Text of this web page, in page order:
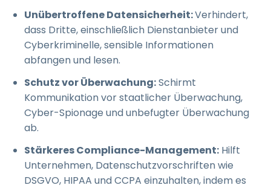
Unübertroffene Datensicherheit:Verhindert,
dass Dritte, einschließlich Dienstanbieter und
Cyberkriminelle, sensible Informationen
abfangen und lesen.
Schutz vor Überwachung:Schirmt
Kommunikation vor staatlicher Überwachung,
Cyber-Spionage und unbefugter Überwachung
ab.
Stärkeres Compliance-Management: Hilft
Unternehmen, Datenschutzvorschriften wie
DSGVO, HIPAA und CCPA einzuhalten, indem es